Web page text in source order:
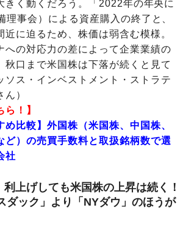
きく動くだろう。「2022年の年央に
理事会）による資産購入の終了と、
に迫るため、株価は弱含む模様。
への対応力の差によって企業業績の
秋口まで米国株は下落が続くと見て
ソス・インベストメント・ストラテ
）
！】
め比較】外国株（米国株、中国株、
ど）の売買手数料と取扱銘柄数で選
社
上げしても米国株の上昇は続く！
ダック」より「NYダウ」のほうが